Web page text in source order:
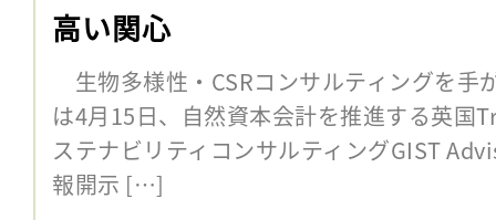
高い関心
生物多様性・CSRコンサルティングを手
は4月15日、自然資本会計を推進する英国
ステナビリティコンサルティングGIST
報開示 […]